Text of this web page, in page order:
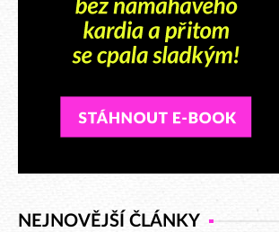
NEJNOVĚJŠÍ ČLÁNKY